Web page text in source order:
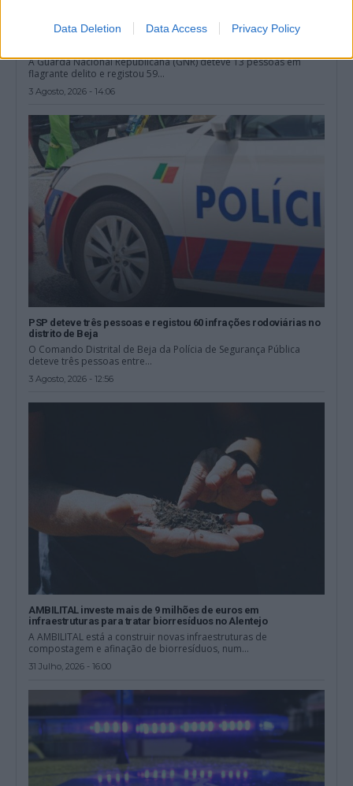
Data Deletion Data Access Privacy Policy
GNR deteve 13 pessoas e registou 59 acidentes numa semana
A Guarda Nacional Republicana (GNR) deteve 13 pessoas em
flagrante delito e registou 59...
3 Agosto, 2026 - 14:06
PSP deteve três pessoas e registou 60 infrações rodoviárias no
distrito de Beja
O Comando Distrital de Beja da Polícia de Segurança Pública
deteve três pessoas entre...
3 Agosto, 2026 - 12:56
AMBILITAL investe mais de 9 milhões de euros em
infraestruturas para tratar biorresíduos no Alentejo
A AMBILITAL está a construir novas infraestruturas de
compostagem e afinação de biorresíduos, num...
31 Julho, 2026 - 16:00